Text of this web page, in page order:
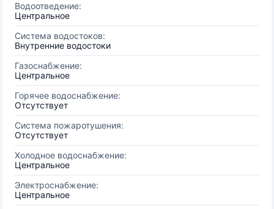
Водоотведение:
Центральное
Система водостоков:
Внутренние водостоки
Газоснабжение:
Центральное
Горячее водоснабжение:
Отсутствует
Система пожаротушения:
Отсутствует
Холодное водоснабжение:
Центральное
Электроснабжение:
Центральное